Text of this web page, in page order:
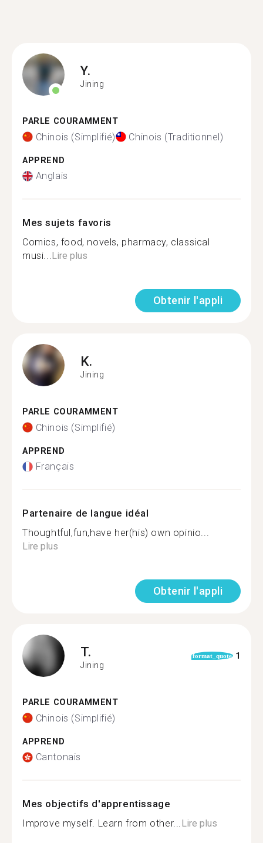
Y.
Jining
PARLE COURAMMENT
Chinois (Simplifié) Chinois (Traditionnel)
APPREND
Anglais
Mes sujets favoris
Comics, food, novels, pharmacy, classical
musi...Lire plus
Obtenir l'appli
K.
Jining
PARLE COURAMMENT
Chinois (Simplifié)
APPREND
Français
Partenaire de langue idéal
Thoughtful,fun,have her(his) own opinio...
Lire plus
Obtenir l'appli
T.
Jining
format_quote 1
PARLE COURAMMENT
Chinois (Simplifié)
APPREND
Cantonais
Mes objectifs d'apprentissage
Improve myself. Learn from other...Lire plus